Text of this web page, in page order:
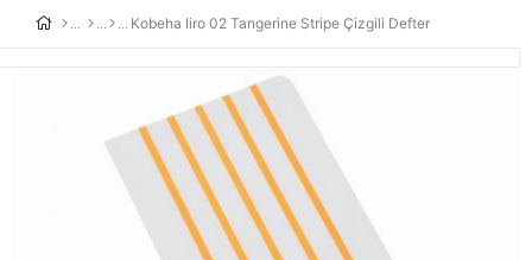
Kobeha Iiro 02 Tangerine Stripe Çizgili Defter